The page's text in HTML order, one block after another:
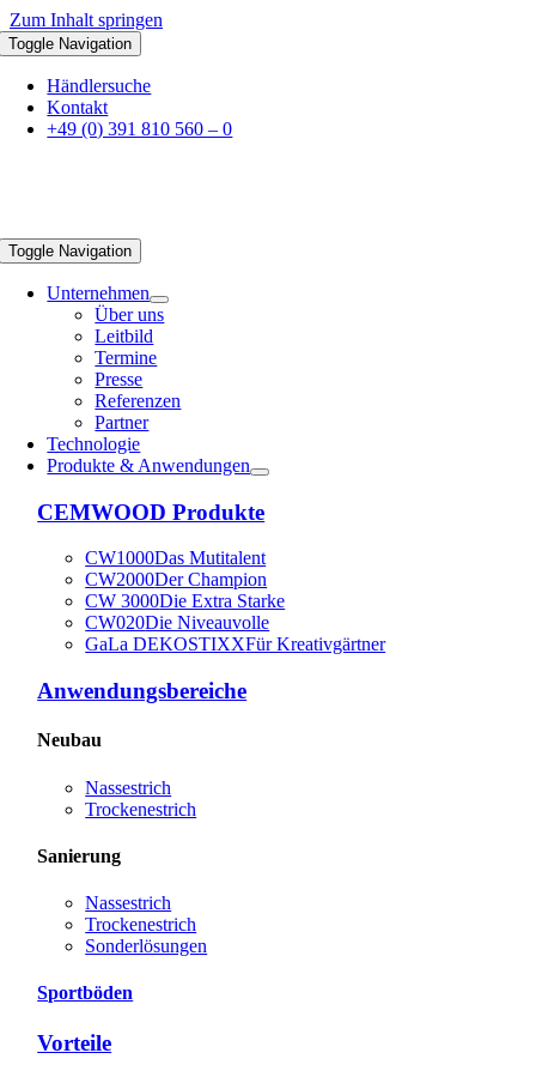
Zum Inhalt springen
Toggle Navigation
Händlersuche
Kontakt
+49 (0) 391 810 560 – 0
Toggle Navigation
Unternehmen
Über uns
Leitbild
Termine
Presse
Referenzen
Partner
Technologie
Produkte & Anwendungen
CEMWOOD Produkte
CW1000Das Mutitalent
CW2000Der Champion
CW 3000Die Extra Starke
CW020Die Niveauvolle
GaLa DEKOSTIXXFür Kreativgärtner
Anwendungsbereiche
Neubau
Nassestrich
Trockenestrich
Sanierung
Nassestrich
Trockenestrich
Sonderlösungen
Sportböden
Vorteile